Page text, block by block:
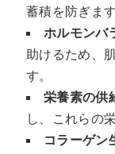
蓄積を防ぎます
ホルモンバ
助けるため、
す。
栄養素の供
し、これらの
コラーゲン